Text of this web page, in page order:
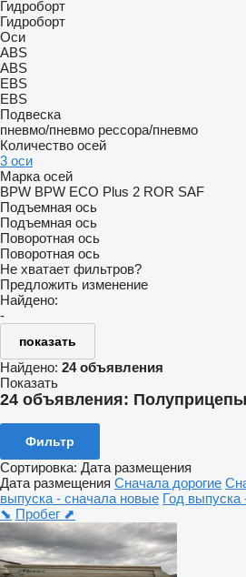
Гидроборт
Гидроборт
Оси
ABS
ABS
EBS
EBS
Подвеска
пневмо/пневмо рессора/пневмо
Количество осей
3 оси
Марка осей
BPW BPW ECO Plus 2 ROR SAF
Подъемная ось
Подъемная ось
Поворотная ось
Поворотная ось
Не хватает фильтров?
Предложить изменение
Найдено:
-
показать
Найдено: 24 объявления
Показать
24 объявления:
Фильтр
Сортировка: Дата размещения
Дата размещения Сначала дорогие
выпуска - сначала новые Год выпуска
⬊ Пробег ⬈